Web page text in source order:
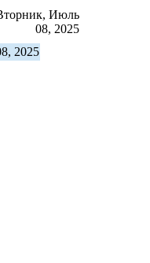
Июль
08, 2025
2025